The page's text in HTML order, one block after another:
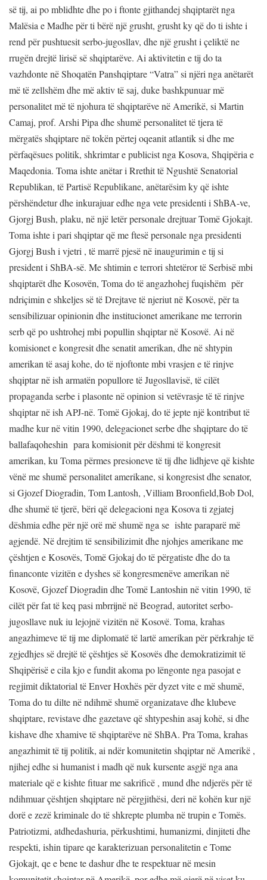
së tij, ai po mblidhte dhe po i ftonte gjithandej shqiptarët nga
Malësia e Madhe për ti bërë një grusht, grusht ky që do ti ishte i
rend për pushtuesit serbo-jugosllav, dhe një grusht i çeliktë ne
rrugën drejtë lirisë së shqiptarëve. Ai aktivitetin e tij do ta
vazhdonte në Shoqatën Panshqiptare “Vatra” si njëri nga anëtarët
më të zellshëm dhe më aktiv të saj, duke bashkpunuar më
personalitet më të njohura të shqiptarëve në Amerikë, si Martin
Camaj, prof. Arshi Pipa dhe shumë personalitet të tjera të
mërgatës shqiptare në tokën përtej oqeanit atlantik si dhe me
përfaqësues politik, shkrimtar e publicist nga Kosova, Shqipëria e
Maqedonia. Toma ishte anëtar i Rrethit të Ngushtë Senatorial
Republikan, të Partisë Republikane, anëtarësim ky që ishte
përshëndetur dhe inkurajuar edhe nga vete presidenti i ShBA-ve,
Gjorgj Bush, plaku, në një letër personale drejtuar Tomë Gjokajt.
Toma ishte i pari shqiptar që me ftesë personale nga presidenti
Gjorgj Bush i vjetri , të marrë pjesë në inaugurimin e tij si
president i ShBA-së. Me shtimin e terrori shtetëror të Serbisë mbi
shqiptarët dhe Kosovën, Toma do të angazhohej fuqishëm për
ndriçimin e shkeljes së të Drejtave të njeriut në Kosovë, për ta
sensibilizuar opinionin dhe institucionet amerikane me terrorin
serb që po ushtrohej mbi popullin shqiptar në Kosovë. Ai në
komisionet e kongresit dhe senatit amerikan, dhe në shtypin
amerikan të asaj kohe, do të njoftonte mbi vrasjen e të rinjve
shqiptar në ish armatën popullore të Jugosllavisë, të cilët
propaganda serbe i plasonte në opinion si vetëvrasje të të rinjve
shqiptar në ish APJ-në. Tomë Gjokaj, do të jepte një kontribut të
madhe kur në vitin 1990, delegacionet serbe dhe shqiptare do të
ballafaqoheshin para komisionit për dëshmi të kongresit
amerikan, ku Toma përmes presioneve të tij dhe lidhjeve që kishte
vënë me shumë personalitet amerikane, si kongresist dhe senator,
si Gjozef Diogradin, Tom Lantosh, ,Villiam Broonfield,Bob Dol,
dhe shumë të tjerë, bëri që delegacioni nga Kosova ti zgjatej
dëshmia edhe për një orë më shumë nga se ishte paraparë më
agjendë. Në drejtim të sensibilizimit dhe njohjes amerikane me
çështjen e Kosovës, Tomë Gjokaj do të përgatiste dhe do ta
financonte vizitën e dyshes së kongresmenëve amerikan në
Kosovë, Gjozef Diogradin dhe Tomë Lantoshin në vitin 1990, të
cilët për fat të keq pasi mbrrijnë në Beograd, autoritet serbo-
jugosllave nuk iu lejojnë vizitën në Kosovë. Toma, krahas
angazhimeve të tij me diplomatë të lartë amerikan për përkrahje të
zgjedhjes së drejtë të çështjes së Kosovës dhe demokratizimit të
Shqipërisë e cila kjo e fundit akoma po lëngonte nga pasojat e
regjimit diktatorial të Enver Hoxhës për dyzet vite e më shumë,
Toma do tu dilte në ndihmë shumë organizatave dhe klubeve
shqiptare, revistave dhe gazetave që shtypeshin asaj kohë, si dhe
kishave dhe xhamive të shqiptarëve në ShBA. Pra Toma, krahas
angazhimit të tij politik, ai ndër komunitetin shqiptar në Amerikë ,
njihej edhe si humanist i madh që nuk kursente asgjë nga ana
materiale që e kishte fituar me sakrificë , mund dhe ndjerës për të
ndihmuar çështjen shqiptare në përgjithësi, deri në kohën kur një
dorë e zezë kriminale do të shkrepte plumba në trupin e Tomës.
Patriotizmi, atdhedashuria, përkushtimi, humanizmi, dinjiteti dhe
respekti, ishin tipare qe karakterizuan personalitetin e Tome
Gjokajt, qe e bene te dashur dhe te respektuar në mesin